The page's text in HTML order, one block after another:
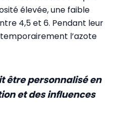
élevée, une faible
4,5 et 6. Pendant leur
l’azote
être personnalisé en
et des influences